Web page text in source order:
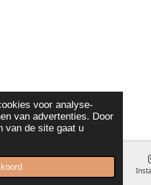
voor analyse-
van advertenties. Door
van de site gaat u